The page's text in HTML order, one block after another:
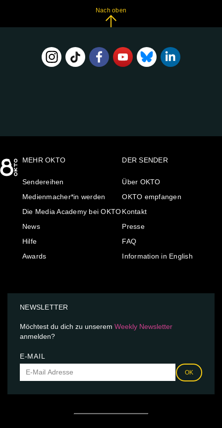
Nach oben
MEHR OKTO
Sendereihen
Medienmacher*in werden
Die Media Academy bei OKTO
News
Hilfe
Awards
DER SENDER
Über OKTO
OKTO empfangen
Kontakt
Presse
FAQ
Information in English
NEWSLETTER
Möchtest du dich zu unserem Weekly Newsletter
anmelden?
E-MAIL
OK